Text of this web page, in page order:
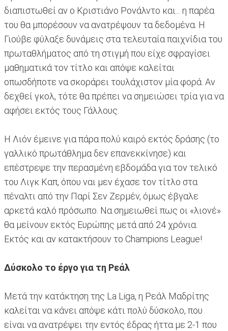
διαπιστωθεί αν ο Κριστιάνο Ρονάλντο και... η παρέα
του θα μπορέσουν να ανατρέψουν τα δεδομένα. Η
Γιούβε φύλαξε δυνάμεις στα τελευταία παιχνίδια του
πρωταθλήματος από τη στιγμή που είχε σφραγίσει
μαθηματικά τον τίτλο και απόψε καλείται
οπωσδήποτε να σκοράρει τουλάχιστον μία φορά. Αν
δεχθεί γκολ, τότε θα πρέπει να σημειώσει τρία για να
αφήσει εκτός τους Γάλλους.
Η Λιόν έμεινε για πάρα πολύ καιρό εκτός δράσης (το
γαλλικό πρωτάθλημα δεν επανεκκίνησε) και
επέστρεψε την περασμένη εβδομάδα για τον τελικό
του Λιγκ Καπ, όπου ναι μεν έχασε τον τίτλο στα
πέναλτι από την Παρί Σεν Ζερμέν, όμως έβγαλε
αρκετά καλό πρόσωπο. Να σημειωθεί πως οι «λιονέ»
θα μείνουν εκτός Ευρώπης μετά από 24 χρόνια.
Εκτός και αν κατακτήσουν το Champions League!
Δύσκολο το έργο για τη Ρεάλ
Μετά την κατάκτηση της La Liga, η Ρεάλ Μαδρίτης
καλείται να κάνει απόψε κάτι πολύ δύσκολο, που
είναι να ανατρέψει την εντός έδρας ήττα με 2-1 που